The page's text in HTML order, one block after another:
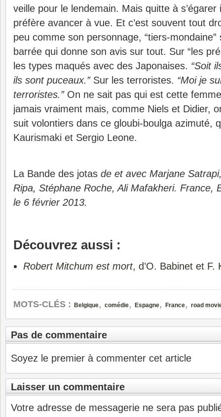
veille pour le lendemain. Mais quitte à
préfère avancer à vue. Et c’est souvent tout
peu comme son personnage, “tiers-
barrée qui donne son avis sur tout. Sur “les
les types maqués avec des Japonaises. “Soit
ils sont puceaux.”Sur les terroristes. “Moi je
terroristes.”On ne sait pas qui est cette
jamais vraiment mais, comme Niels et Didier,
suit volontiers dans ce gloubi-boulga azimuté,
Kaurismaki et Sergio Leone.
La Bande des jotas de et avec Marjane
Ripa, Stéphane Roche, Ali Mafakheri. France,
le 6 février 2013.
Découvrez aussi :
Robert Mitchum est mort, d’O. Babinet et F.
MOTS-CLÉS : Belgique, comédie, Espagne, France, road
Pas de commentaire
Soyez le premier à commenter cet article
Laisser un commentaire
Votre adresse de messagerie ne sera pas